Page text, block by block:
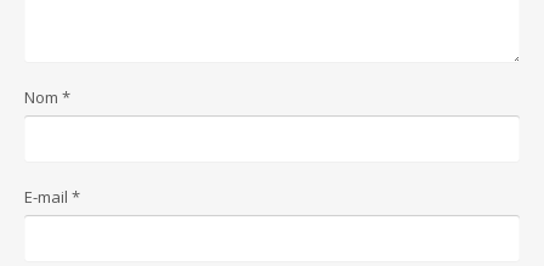
Nom *
E-mail *